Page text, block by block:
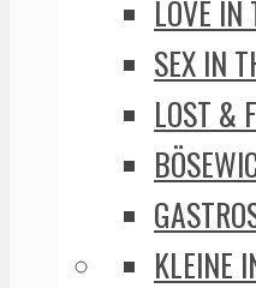
LOVE IN
SEX IN
LOST &
KLEINE